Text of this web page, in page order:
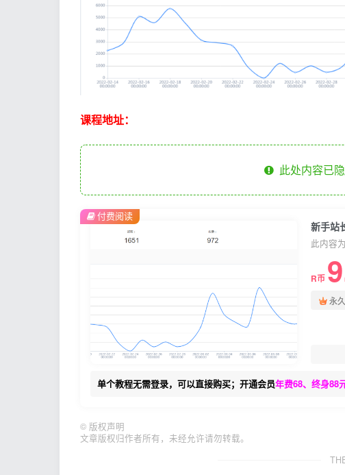
课程地址：
此处内容已
新手站
此内容
R币
永
单个教程无需登录，可以直接购买；开通会员年费68、终身88
付费阅读
© 版权声明
文章版权归作者所有，未经允许请勿转载。